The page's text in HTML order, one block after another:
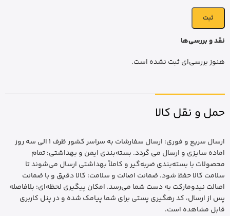
نقد و بررسی‌ها
هنوز بررسی‌ای ثبت نشده است.
حمل و نقل کالا
ارسال سریع و فوری: ارسال سفارشات به سراسر کشور ظرف 1 الی سه روز
اماده سایزی و ارسال می گردد. بسته‌بندی ایمن و بهداشتی: تمام
محصولات با بسته‌بندی ضربه‌گیر و کاملاً بهداشتی ارسال می‌شوند تا
سلامت کالا حفظ شود. ضمانت اصالت و سلامت: کالا دقیق و با ضمانت
اصالت نیدومارکت به دست شما می‌رسد. امکان پیگیری لحظه‌ای: بلافاصله
پس از ارسال، کد رهگیری پستی برای شما پیامک شده و در پنل کاربری
قابل مشاهده است.